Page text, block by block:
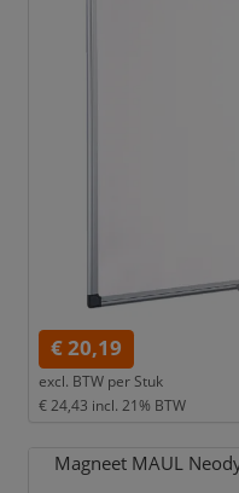
€ 20,19
excl. BTW per Stuk
€ 24,43 incl. 21% BTW
Magneet MAUL